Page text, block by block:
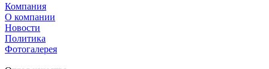
Компания
О компании
Новости
Политика
Фотогалерея